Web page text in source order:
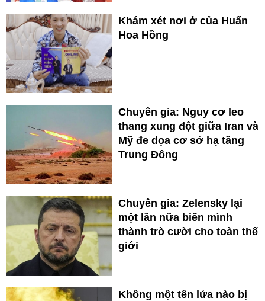
Khám xét nơi ở của Huấn
Hoa Hồng
Chuyên gia: Nguy cơ leo
thang xung đột giữa Iran và
Mỹ đe dọa cơ sở hạ tầng
Trung Đông
Chuyên gia: Zelensky lại
một lần nữa biến mình
thành trò cười cho toàn thế
giới
Không một tên lửa nào bị